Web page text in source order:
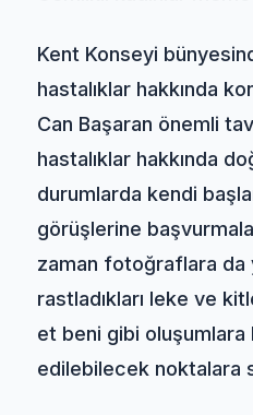
Kent Konseyi
hastalıklar hakkında
Can Başaran önemli
hastalıklar hakkında
durumlarda kendi
görüşlerine
zaman fotoğraflara da
rastladıkları leke ve
et beni gibi oluşumlara
edilebilecek noktalara